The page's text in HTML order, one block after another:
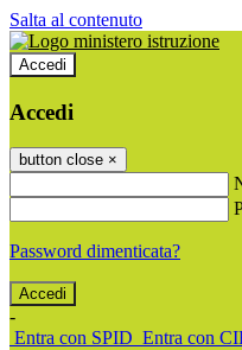
Salta al contenuto
Accedi
Accedi
button close ×
Password dimenticata?
-
Entra con SPID Entra con